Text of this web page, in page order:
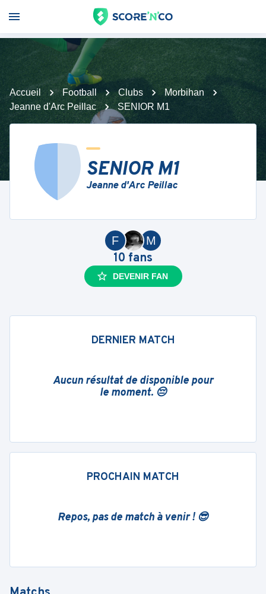
Accueil Football Clubs
Morbihan
Jeanne d'Arc Peillac
SENIOR M1
SENIOR M1
Jeanne d'Arc Peillac
M
F
10 fans
DEVENIR FAN
DERNIER MATCH
Aucun résultat de disponible pour
le moment. 😔
PROCHAIN MATCH
Repos, pas de match à venir ! 😎